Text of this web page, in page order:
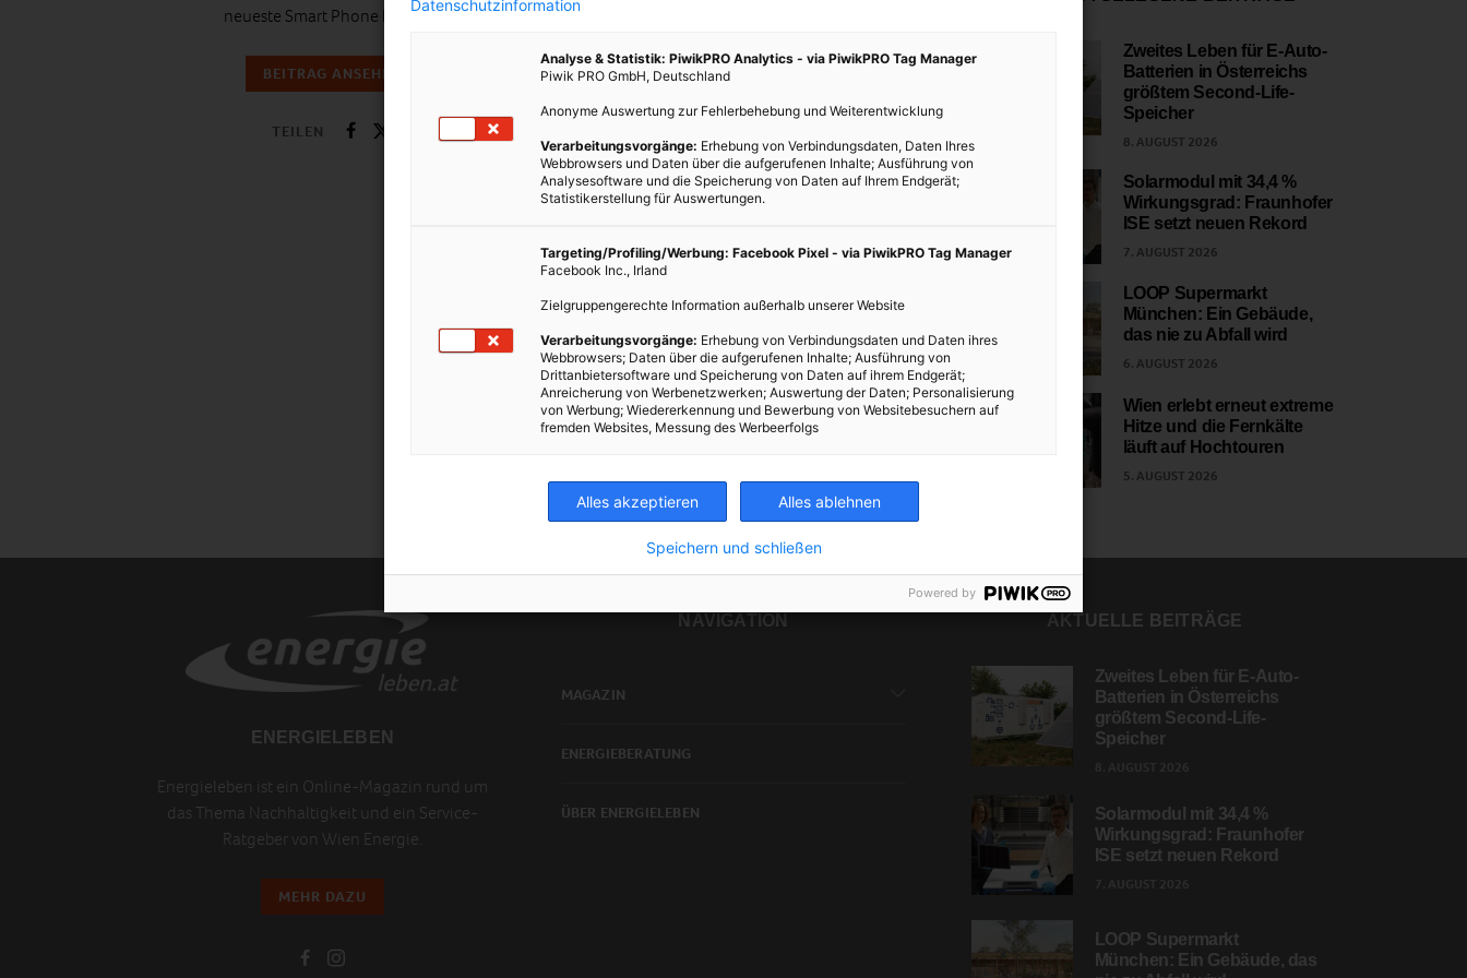
neueste Smart Phone braucht.
BEITRAG ANSEHEN
TEILEN
Zweites Leben für E-Auto-
Batterien in Österreichs
größtem Second-Life-
Speicher
8. AUGUST 2026
Solarmodul mit 34,4 %
Wirkungsgrad: Fraunhofer
ISE setzt neuen Rekord
7. AUGUST 2026
LOOP Supermarkt
München: Ein Gebäude,
das nie zu Abfall wird
6. AUGUST 2026
Wien erlebt erneut extreme
Hitze und die Fernkälte
läuft auf Hochtouren
5. AUGUST 2026
ENERGIELEBEN
Energieleben ist ein Online-Magazin rund um
das Thema Nachhaltigkeit und ein Service-
Ratgeber von Wien Energie.
MEHR DAZU
NAVIGATION
MAGAZIN
ENERGIEBERATUNG
ÜBER ENERGIELEBEN
AKTUELLE BEITRÄGE
Zweites Leben für E-Auto-
Batterien in Österreichs
größtem Second-Life-
Speicher
Solarmodul mit 34,4 %
Wirkungsgrad: Fraunhofer
ISE setzt neuen Rekord
LOOP Supermarkt
München: Ein Gebäude, das
Datenschutzinformation
Analyse & Statistik: PiwikPRO Analytics - via PiwikPRO Tag Manager
Piwik PRO GmbH, Deutschland
Anonyme Auswertung zur Fehlerbehebung und Weiterentwicklung
Verarbeitungsvorgänge: Erhebung von Verbindungsdaten, Daten Ihres
Webbrowsers und Daten über die aufgerufenen Inhalte; Ausführung von
Analysesoftware und die Speicherung von Daten auf Ihrem Endgerät;
Statistikerstellung für Auswertungen.
Targeting/Profiling/Werbung: Facebook Pixel - via PiwikPRO Tag Manager
Facebook Inc., Irland
Zielgruppengerechte Information außerhalb unserer Website
Verarbeitungsvorgänge: Erhebung von Verbindungsdaten und Daten ihres
Webbrowsers; Daten über die aufgerufenen Inhalte; Ausführung von
Drittanbietersoftware und Speicherung von Daten auf ihrem Endgerät;
Anreicherung von Werbenetzwerken; Auswertung der Daten; Personalisierung
von Werbung; Wiedererkennung und Bewerbung von Websitebesuchern auf
fremden Websites, Messung des Werbeerfolgs
Alles akzeptieren Alles ablehnen
Speichern und schließen
Powered by